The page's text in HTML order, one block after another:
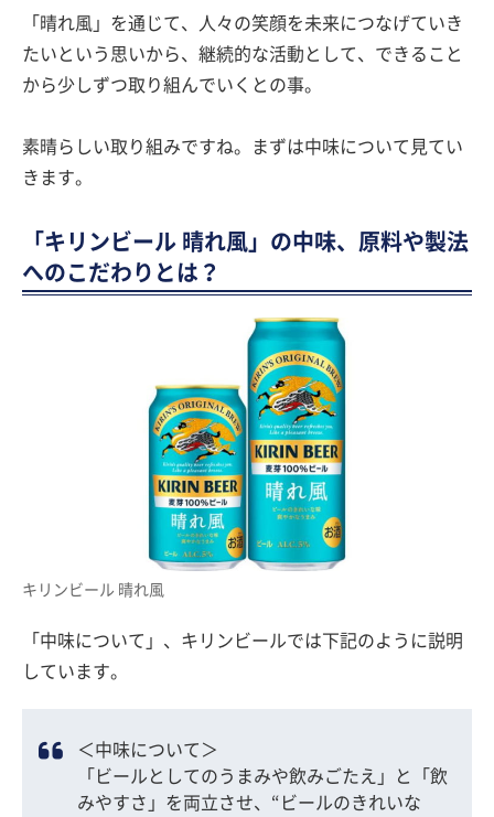
「晴れ風」を通じて、人々の笑顔を未来につなげていき
たいという思いから、継続的な活動として、できること
から少しずつ取り組んでいくとの事。
素晴らしい取り組みですね。まずは中味について見てい
きます。
「キリンビール 晴れ風」の中味、原料や製法
へのこだわりとは？
キリンビール 晴れ風
「中味について」、キリンビールでは下記のように説明
しています。
＜中味について＞
「ビールとしてのうまみや飲みごたえ」と「飲
みやすさ」を両立させ、“ビールのきれいな